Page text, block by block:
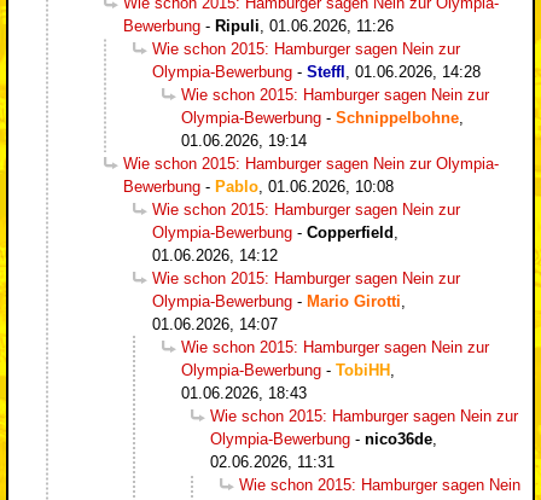
Bewerbung - Ripuli 01.06.2026, 11:26
Wie schon 2015: Hamburger sagen Nein zur
Olympia-Bewerbung - Steffl
01.06.2026, 14:28
Wie schon 2015: Hamburger sagen Nein zur
Olympia-Bewerbung - Schnippelbohne
01.06.2026, 19:14
Wie schon 2015: Hamburger sagen Nein zur Olympia-
Bewerbung - Pablo 01.06.2026, 10:08
Wie schon 2015: Hamburger sagen Nein zur
Olympia-Bewerbung - Copperfield
01.06.2026, 14:12
Wie schon 2015: Hamburger sagen Nein zur
Olympia-Bewerbung - Mario Girotti
01.06.2026, 14:07
Wie schon 2015: Hamburger sagen Nein zur
Olympia-Bewerbung - TobiHH
01.06.2026, 18:43
Wie schon 2015: Hamburger sagen Nein zur
Olympia-Bewerbung - nico36de
02.06.2026, 11:31
Wie schon 2015: Hamburger sagen Nein